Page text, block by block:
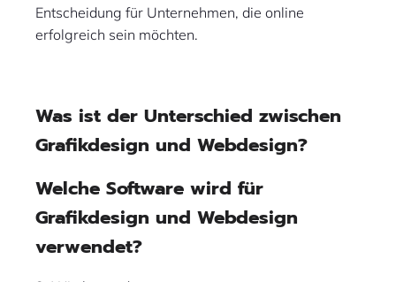
Entscheidung für Unternehmen, die online
erfolgreich sein möchten.
Was ist der Unterschied zwischen
Grafikdesign und Webdesign?
Welche Software wird für
Grafikdesign und Webdesign
verwendet?